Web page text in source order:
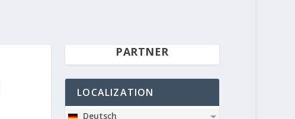
PARTNER
LOCALIZATION
Deutsch